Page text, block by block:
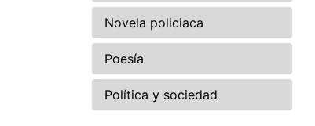
Novela policiaca
Poesía
Política y sociedad